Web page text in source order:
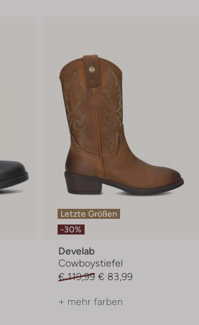
Letzte Größen
-30%
Develab
Cowboystiefel
€ 119,99 € 83,99
+ mehr farben